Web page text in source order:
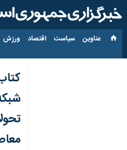
عناوین‌ سیاست اقتصاد ورزش